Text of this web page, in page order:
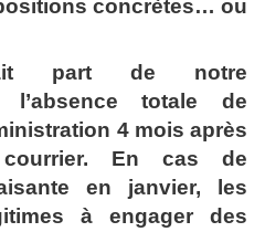
concrètes… ou
part de notre
l’absence totale de
4 mois après
En cas de
en janvier, les
à engager des